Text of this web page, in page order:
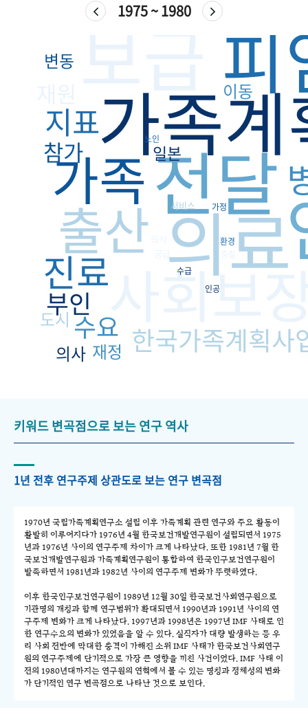
1975 ~ 1980
의료
전달
가족
피
사회보
가족
출산
진료
지표
한국가족계획사
수요
부인
참가
변동
이동
재정
도시
의사
일본
서비스 가정
노인
수급
환경
인공
키워드 변곡점으로 보는 연구 역사
1년 전후 연구주제 상관도로 보는 연구 변곡점
1970년 국립가족계획연구소 설립 이후 가족계획 관련 연구와 주요 활동이
활발히 이루어지다가 1976년 4월 한국보건개발연구원이 설립되면서 1975
년과 1976년 사이의 연구주제 차이가 크게 나타났다. 또한 1981년 7월 한
국보건개발연구원과 가족계획연구원이 통합하여 한국인구보건연구원이
발족하면서 1981년과 1982년 사이의 연구주제 변화가 뚜렷하였다.
이후 한국인구보건연구원이 1989년 12월 30일 한국보건사회연구원으로
기관명의 개칭과 함께 연구범위가 확대되면서 1990년과 1991년 사이의 연
구주제 변화가 크게 나타났다. 1997년과 1998년은 1997년 IMF 사태로 인
한 연구수요의 변화가 있었음을 알 수 있다. 실직자가 대량 발생하는 등 우
리 사회 전반에 막대한 충격이 가해진 소위 IMF 사태가 한국보건사회연구
원의 연구주제에 단기적으로 가장 큰 영향을 끼친 사건이었다. IMF 사태 이
전의 1980년대까지는 연구원의 연혁에서 볼 수 있는 명칭과 정체성의 변화
가 단기적인 연구 변곡점으로 나타난 것으로 보인다.